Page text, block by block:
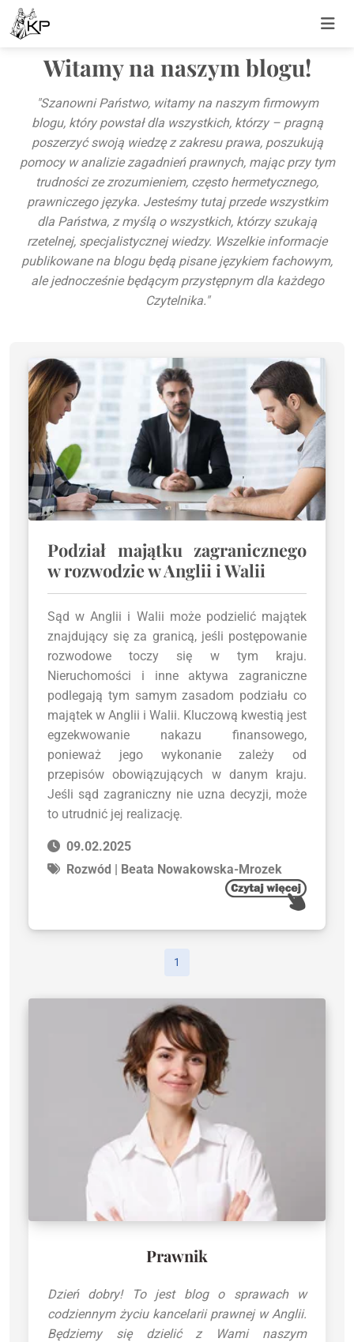
Witamy na naszym blogu!
"Szanowni Państwo, witamy na naszym firmowym
blogu, który powstał dla wszystkich, którzy – pragną
poszerzyć swoją wiedzę z zakresu prawa, poszukują
pomocy w analizie zagadnień prawnych, mając przy tym
trudności ze zrozumieniem, często hermetycznego,
prawniczego języka. Jesteśmy tutaj przede wszystkim
dla Państwa, z myślą o wszystkich, którzy szukają
rzetelnej, specjalistycznej wiedzy. Wszelkie informacje
publikowane na blogu będą pisane językiem fachowym,
ale jednocześnie będącym przystępnym dla każdego
Czytelnika."
Podział majątku zagranicznego
w rozwodzie w Anglii i Walii
Sąd w Anglii i Walii może podzielić majątek
znajdujący się za granicą, jeśli postępowanie
rozwodowe toczy się w tym kraju.
Nieruchomości i inne aktywa zagraniczne
podlegają tym samym zasadom podziału co
majątek w Anglii i Walii. Kluczową kwestią jest
egzekwowanie nakazu finansowego,
ponieważ jego wykonanie zależy od
przepisów obowiązujących w danym kraju.
Jeśli sąd zagraniczny nie uzna decyzji, może
to utrudnić jej realizację.
09.02.2025
Rozwód | Beata Nowakowska-Mrozek
1
Prawnik
Dzień dobry! To jest blog o sprawach w
codziennym życiu kancelarii prawnej w Anglii.
Będziemy się dzielić z Wami naszym